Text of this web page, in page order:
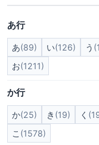
あ行
あ(89) い(126) う
お(1211)
か行
か(25) き (19) く
こ (1578)